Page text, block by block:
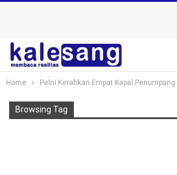
Home Pelni Kerahkan Empat Kapal Penumpang
Browsing Tag